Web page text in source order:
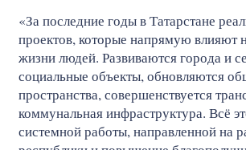
«За последние годы в Татарстане
проектов, которые напрямую влияют
жизни людей. Развиваются города и
социальные объекты, обновляются
пространства, совершенствуется
коммунальная инфраструктура. Всё
системной работы, направленной на